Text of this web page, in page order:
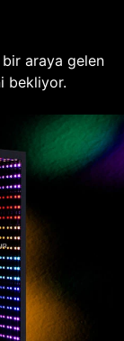
bir araya gelen
bekliyor.